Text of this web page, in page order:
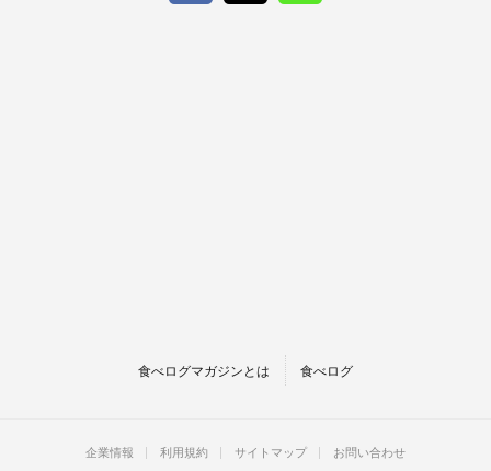
食べログマガジンとは 食べログ
企業情報 利用規約 サイトマップ お問い合わせ